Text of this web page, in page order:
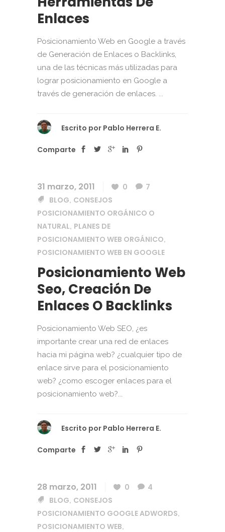
Enlaces
Posicionamiento Web en Google a través
de Generación de Enlaces o Backlinks,
una de las técnicas más utilizadas para
lograr posicionamiento en Google a
través de generación de enlaces. ...
Escrito por Pablo Herrera E.
Comparte
31 marzo, 2011 0
7
BLOG, CONSEJOS
POSICIONAMIENTO ORGÁNICO O
NATURAL, PLANES DE
POSICIONAMIENTO WEB ORGÁNICO,
POSICIONAMIENTO WEB EN GOOGLE
Posicionamiento Web
Seo, Creación De
Enlaces O Backlinks
Posicionamiento Web SEO, ¿es
importante crear una red de enlaces
hacia mi página web? ¿cualquier tipo de
enlace sirve para el posicionamiento
web? ¿como escoger enlaces para el
posicionamiento web?...
Escrito por Pablo Herrera E.
Comparte
28 marzo, 2011 0
4
BLOG, CONSEJOS
POSICIONAMIENTO GOOGLE ADWORDS,
POSICIONAMIENTO WEB,